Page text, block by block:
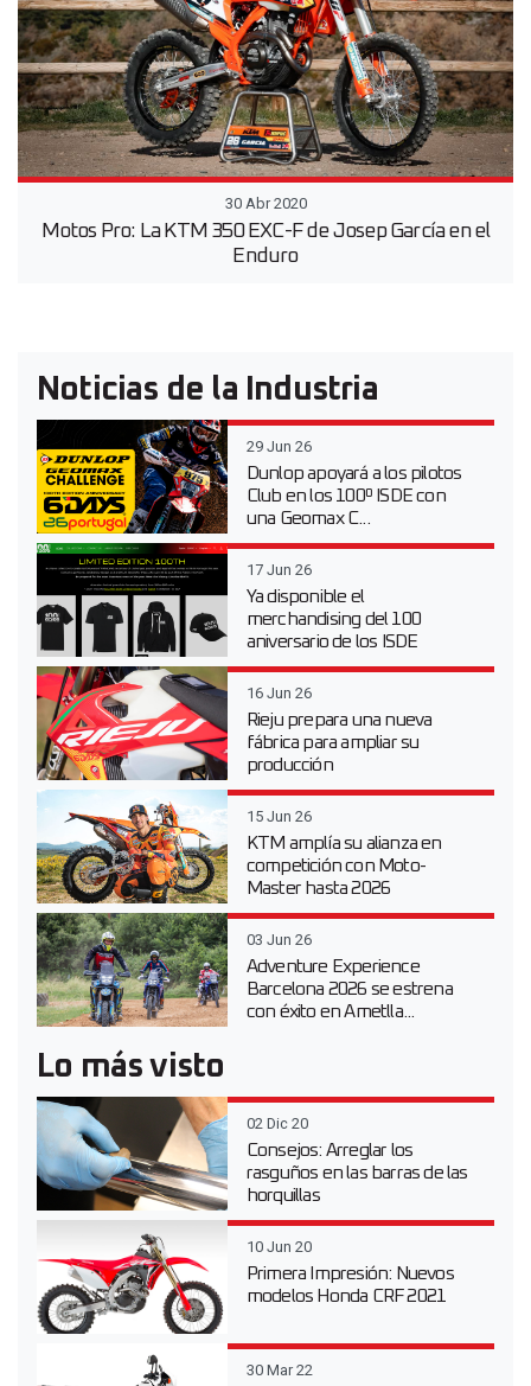
30 Abr 2020
Motos Pro: La KTM 350 EXC-F de Josep García en el
Enduro
Noticias de la Industria
29 Jun 26
Dunlop apoyará a los pilotos
Club en los 100º ISDE con
una Geomax C...
17 Jun 26
Ya disponible el
merchandising del 100
aniversario de los ISDE
16 Jun 26
Rieju prepara una nueva
fábrica para ampliar su
producción
15 Jun 26
KTM amplía su alianza en
competición con Moto-
Master hasta 2026
03 Jun 26
Adventure Experience
Barcelona 2026 se estrena
con éxito en Ametlla...
Lo más visto
02 Dic 20
Consejos: Arreglar los
rasguños en las barras de las
horquillas
10 Jun 20
Primera Impresión: Nuevos
modelos Honda CRF 2021
30 Mar 22